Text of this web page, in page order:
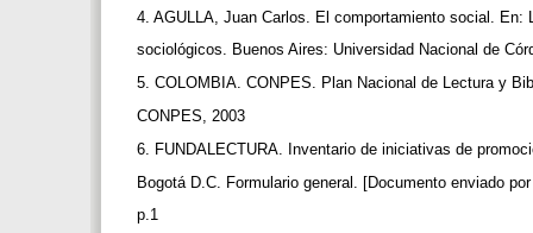
4. AGULLA, Juan Carlos. El comportamiento social. En:
sociológicos. Buenos Aires: Universidad Nacional de
5. COLOMBIA. CONPES. Plan Nacional de Lectura y
CONPES, 2003
6. FUNDALECTURA. Inventario de iniciativas de
Bogotá D.C. Formulario general. [Documento enviado
p.1